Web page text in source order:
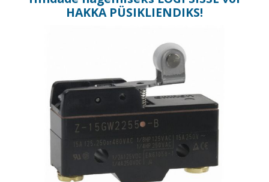
HAKKA PÜSIKLIENDIKS!